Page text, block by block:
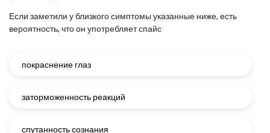
Если заметили у близкого симптомы указанные ниже, есть
вероятность, что он употребляет спайс
покраснение глаз
заторможенность реакций
спутанность сознания